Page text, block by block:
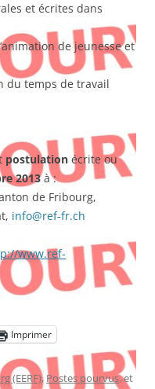
et écrites dans
de jeunesse et
du temps de travail
postulation écrite ou
2013à :
de Fribourg,
info@ref-fr.ch
www.ref-
Imprimer
(EERF), Postes pourvus, et